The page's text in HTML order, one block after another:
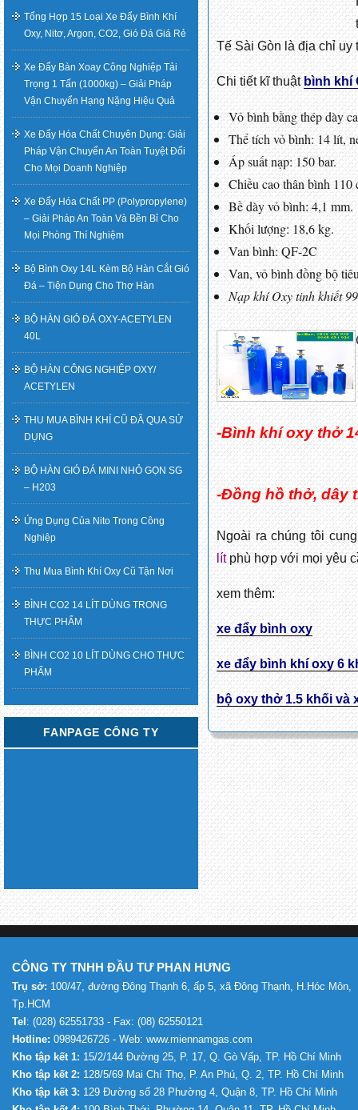
Tế Sài Gòn là địa chỉ
Chi tiết kĩ thuậtbình khí
Vỏ bình bằng thép dày
Thể tích vỏ bình: 14 lít,
Áp suất nạp: 150 bar.
Chiều cao thân bình
Bề dày vỏ bình: 4,1 mm.
Khối lượng: 18,6 kg.
Van bình: QF-2C
Van, vỏ bình đồng bộ
Nạp khí Oxy tinh khiết
-Bình khí oxy thở
-Đồng hồ thở, dây
Ngoài ra chúng tôi
lítphù hợp với mọi yêu
xem thêm:
xe đẩy bình oxy
xe đẩy bình khí oxy 6
bộ oxy thở 1.5 khối và
Tổng Hợp 15 Loại Xe Đẩy Bình Khí
Oxy, Nitơ, Argon, CO2, Gió Đá Giá Rẻ
Xe Đẩy Bàn Xoay Công Nghiệp Tải
Trọng 1 Tấn (1000kg) – Giải Pháp
Vận Chuyển Hạng Nặng Hiệu Quả
Xe Đẩy Hóa Chất Chuyên Dụng: Giải
Pháp Vận Chuyển An Toàn Tuyệt Đối
Cho Mọi Doanh Nghiệp
Xe Đẩy Hóa Chất PP (Polypropylene)
– Giải Pháp An Toàn Và Bền Bỉ Cho
Mọi Phòng Thí Nghiệm
Bộ Bình Oxy 14L Kèm Bộ Hàn Cắt Gió
Đá – Tiện Dụng Cho Thợ Hàn
BỘ HÀN GIÓ ĐÁ OXY-ACETYLEN
40L
BỘ HÀN CÔNG NGHIỆP OXY/
ACETYLEN
THU MUA BÌNH KHÍ CŨ ĐÃ QUA SỬ
DỤNG
BỘ HÀN GIÓ ĐÁ MINI NHỎ GỌN SG
– H203
Ứng Dụng Của Nito Trong Công
Nghiệp
Thu Mua Bình Khí Oxy Cũ Tận Nơi
BÌNH CO2 14 LÍT DÙNG TRONG
THỰC PHẨM
BÌNH CO2 10 LÍT DÙNG CHO THỰC
PHẨM
FANPAGE CÔNG TY
CÔNG TY TNHH ĐẦU TƯ PHAN HƯNG
Trụ sở: 100/47, đường Đông Thạnh 6, ấp 5, xã Đông Thạnh, H.Hóc Môn,
Tp.HCM
Tel : (028) 62551733 - Fax: (08) 62550121
Hotline: 0989426726 - Web: www.miennamgas.com
Kho tập kết 1: 15/2/144 Đường 25, P. 17, Q. Gò Vấp, TP. Hồ Chí Minh
Kho tập kết 2: 128/5/69 Mai Chí Thọ, P. An Phú, Q. 2, TP. Hồ Chí Minh
Kho tập kết 3: 129 Đường số 28 Phường 4, Quận 8, TP. Hồ Chí Minh